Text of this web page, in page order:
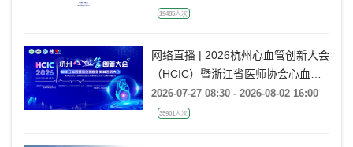
19485人次
网络直播 | 2026杭州心血管创新大会
（HCIC）暨浙江省医师协会心血管
外科医师大会
2026-07-27 08:30 - 2026-08-02 16:00
35901人次